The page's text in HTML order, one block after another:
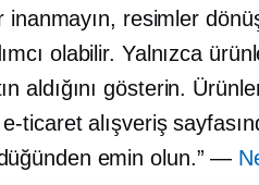
inanmayın, resimler
olabilir. Yalnızca
aldığını gösterin.
e-ticaretalışveriş
emin olun.” —